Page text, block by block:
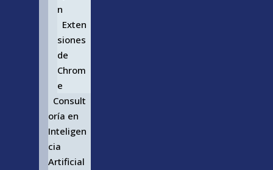
n
Exten
siones
de
Chrom
e
Consult
oría en
Inteligen
cia
Artificial